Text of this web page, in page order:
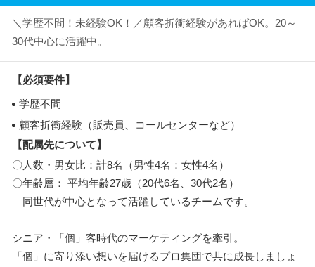
＼学歴不問！未経験OK！／顧客折衝経験があればOK。20～
30代中心に活躍中。
【必須要件】
学歴不問
顧客折衝経験（販売員、コールセンターなど）
【配属先について】
〇人数・男女比：計8名（男性4名：女性4名）
〇年齢層： 平均年齢27歳（20代6名、30代2名）
同世代が中心となって活躍しているチームです。
シニア・「個」客時代のマーケティングを牽引。
「個」に寄り添い想いを届けるプロ集団で共に成長しましょ